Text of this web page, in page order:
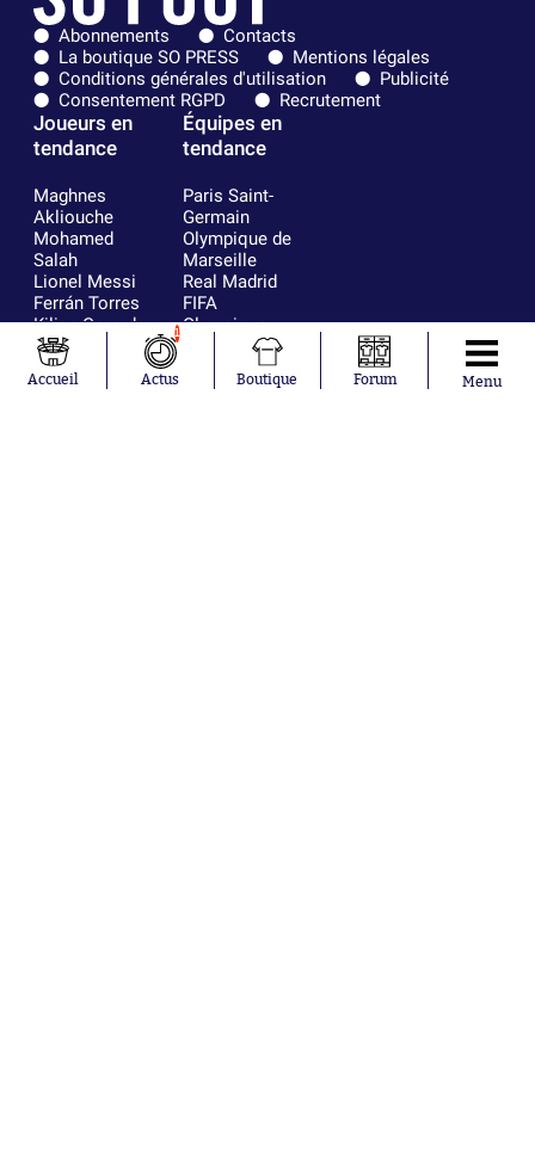
Abonnements
Contacts
La boutique SO PRESS
Mentions légales
Conditions générales d'utilisation
Publicité
Consentement RGPD
Recrutement
Joueurs en
tendance
Maghnes
Akliouche
Mohamed
Salah
Lionel Messi
Ferrán Torres
Kilian Corredor
Franco
Mastantuono
Orel Mangala
Équipes en
tendance
Paris Saint-
Germain
Olympique de
Marseille
Real Madrid
FIFA
Olympique
AS Monaco
FC Barcelone
Accueil
1
Actus Boutique Forum Menu